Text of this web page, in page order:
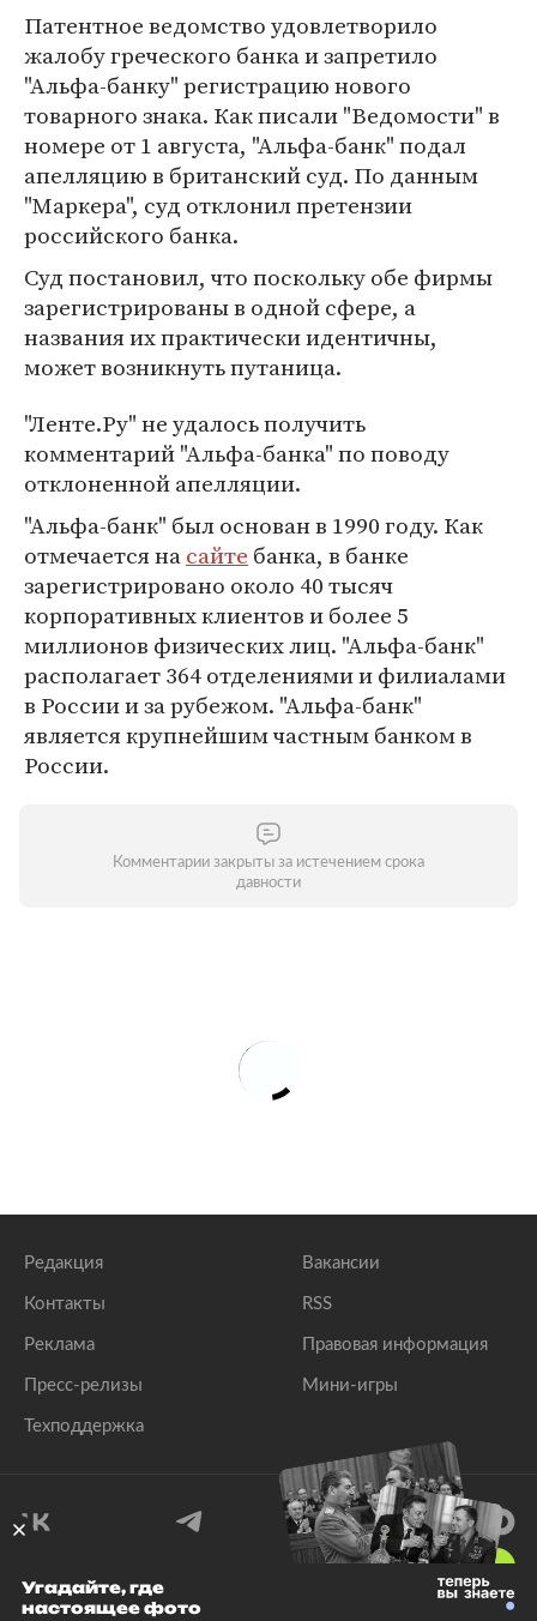
Патентное ведомство удовлетворило
жалобу греческого банка и запретило
"Альфа-банку" регистрацию нового
товарного знака. Как писали "Ведомости" в
номере от 1 августа, "Альфа-банк" подал
апелляцию в британский суд. По данным
"Маркера", суд отклонил претензии
российского банка.
Суд постановил, что поскольку обе фирмы
зарегистрированы в одной сфере, а
названия их практически идентичны,
может возникнуть путаница.
"Ленте.Ру" не удалось получить
комментарий "Альфа-банка" по поводу
отклоненной апелляции.
"Альфа-банк" был основан в 1990 году. Как
отмечается насайте банка, в банке
зарегистрировано около 40 тысяч
корпоративных клиентов и более 5
миллионов физических лиц. "Альфа-банк"
располагает 364 отделениями и филиалами
в России и за рубежом. "Альфа-банк"
является крупнейшим частным банком в
России.
Комментарии закрыты за истечением срока
давности
Редакция
Контакты
Реклама
Пресс-релизы
Техподдержка
Вакансии
RSS
Правовая информация
Мини-игры
© 1999–2026 Все права защищены.
Угадайте, где
настоящее фото